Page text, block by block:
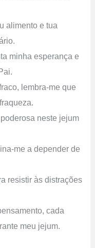
alimento e tua
minha esperança e
lembra-me que
neste jejum
me a depender de
resistir às distrações
cada
meu jejum.